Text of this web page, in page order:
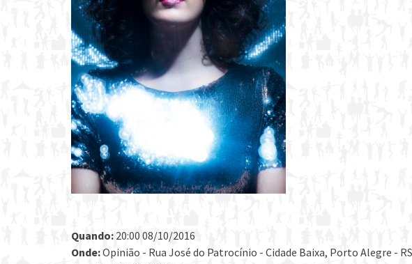
Quando: 20:00 08/10/2016
Onde:Opinião - Rua José do Patrocínio - Cidade Baixa, Porto Alegre -